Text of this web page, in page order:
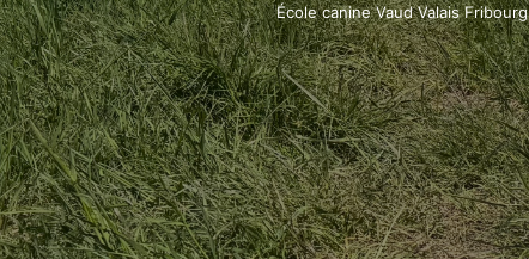
École canine Vaud Valais Fribourg